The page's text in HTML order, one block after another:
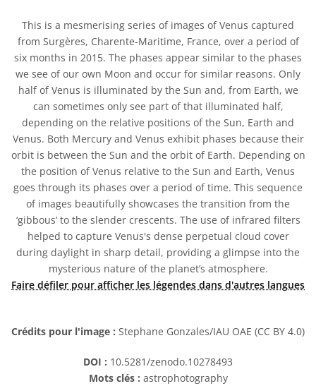
This is a mesmerising series of images of Venus captured
from Surgères, Charente-Maritime, France, over a period of
six months in 2015. The phases appear similar to the phases
we see of our own Moon and occur for similar reasons. Only
half of Venus is illuminated by the Sun and, from Earth, we
can sometimes only see part of that illuminated half,
depending on the relative positions of the Sun, Earth and
Venus. Both Mercury and Venus exhibit phases because their
orbit is between the Sun and the orbit of Earth. Depending on
the position of Venus relative to the Sun and Earth, Venus
goes through its phases over a period of time. This sequence
of images beautifully showcases the transition from the
‘gibbous’ to the slender crescents. The use of infrared filters
helped to capture Venus's dense perpetual cloud cover
during daylight in sharp detail, providing a glimpse into the
mysterious nature of the planet’s atmosphere.
Faire défiler pour afficher les légendes dans d'autres langues
Crédits pour l'image : Stephane Gonzales/IAU OAE (CC BY 4.0)
DOI : 10.5281/zenodo.10278493
Mots clés : astrophotography